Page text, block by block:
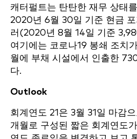
캐터펄트는 탄탄한 재무 상태
2020년 6월 30일 기준 현금
러(2020년 8월 14일 기준
여기에는 코로나19 봉쇄 조치
월에 부채 시설에서 인출한
다.
Outlook
회계연도 21은 3월 31일 마감
개월로 구성된 짧은 회계연도